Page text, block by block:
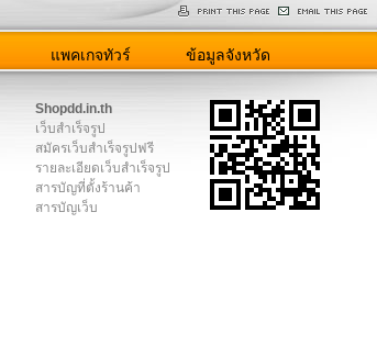
แพคเกจทัวร์ ข้อมูลจังหวัด
Shopdd.in.th
เว็บสำเร็จรูป
สมัครเว็บสำเร็จรูปฟรี
รายละเอียดเว็บสำเร็จรูป
สารบัญที่ตั้งร้านค้า
สารบัญเว็บ